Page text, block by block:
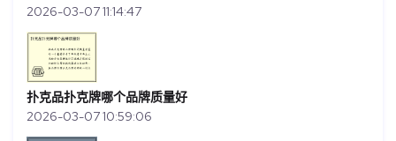
2026-03-07 11:14:47
扑克品扑克牌哪个品牌质量好
2026-03-07 10:59:06